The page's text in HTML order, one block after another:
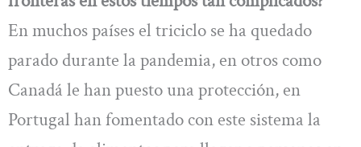
En muchos países el triciclo se ha quedado
parado durante la pandemia, en otros como
Canadá le han puesto una protección, en
Portugal han fomentado con este sistema la